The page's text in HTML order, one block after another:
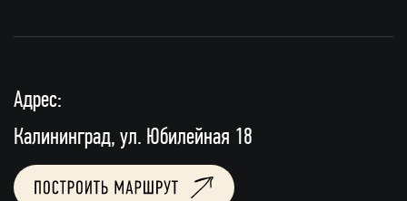
Адрес:
Калининград, ул. Юбилейная 18